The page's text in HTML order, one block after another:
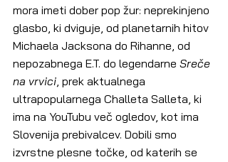
mora imeti dober pop žur: neprekinjeno
glasbo, ki dviguje, od planetarnih hitov
Michaela Jacksona do Rihanne, od
nepozabnega E.T. do legendarne Sreče
na vrvici, prek aktualnega
ultrapopularnega Challeta Salleta, ki
ima na YouTubu več ogledov, kot ima
Slovenija prebivalcev. Dobili smo
izvrstne plesne točke, od katerih se